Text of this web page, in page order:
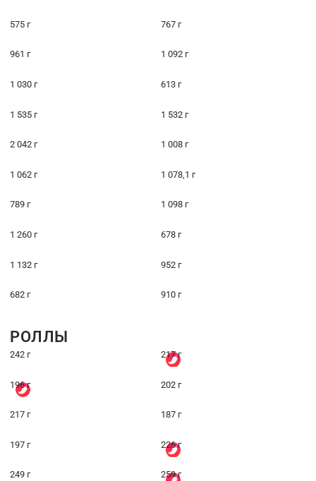
575 г 767 г
961 г 1 092 г
1 030 г 613 г
1 535 г 1 532 г
2 042 г 1 008 г
1 062 г 1 078,1 г
789 г 1 098 г
1 260 г 678 г
1 132 г 952 г
682 г 910 г
РОЛЛЫ
242 г 217 г
196 г 202 г
217 г 187 г
197 г 226 г
249 г 259 г